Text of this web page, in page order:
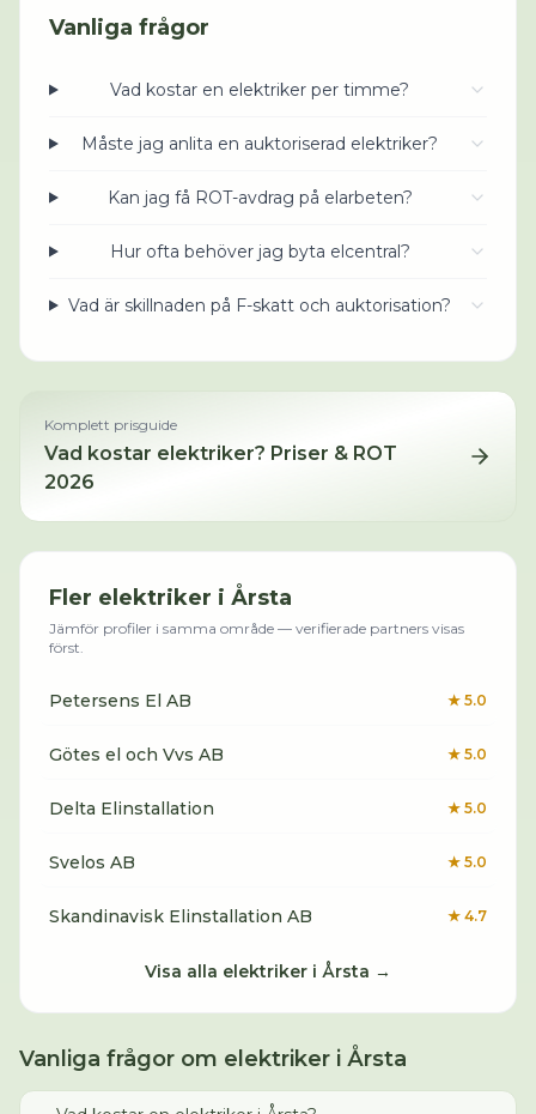
Vanliga frågor
Vad kostar en elektriker per timme?
Måste jag anlita en auktoriserad elektriker?
Kan jag få ROT-avdrag på elarbeten?
Hur ofta behöver jag byta elcentral?
Vad är skillnaden på F-skatt och auktorisation?
Komplett prisguide
Vad kostar elektriker? Priser & ROT
2026
Fler elektriker i Årsta
Jämför profiler i samma område — verifierade partners visas
först.
Petersens El AB ★ 5.0
Götes el och Vvs AB ★ 5.0
Delta Elinstallation ★ 5.0
Svelos AB ★ 5.0
Skandinavisk Elinstallation AB ★ 4.7
Visa alla elektriker i Årsta →
Vanliga frågor om elektriker i Årsta